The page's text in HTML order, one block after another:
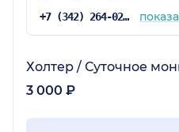
+7 (342) 264-02-90
Холтер / Суточное
3 000 ₽